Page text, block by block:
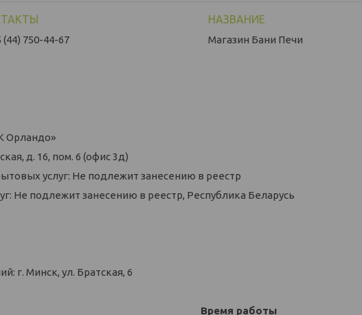
(44) 750-44-67
Магазин Бани Печи
Орландо»
д. 16, пом. 6 (офис 3д)
услуг: Не подлежит занесению в реестр
Не подлежит занесению в реестр, Республика Беларусь
г. Минск, ул. Братская, 6
Время работы